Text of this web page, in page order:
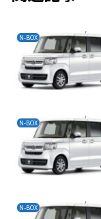
N-BOX
N-BOX
N-BOX